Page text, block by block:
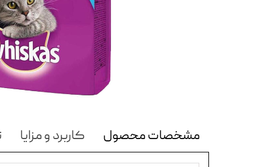
مشخصات محصول کاربرد و مزایا